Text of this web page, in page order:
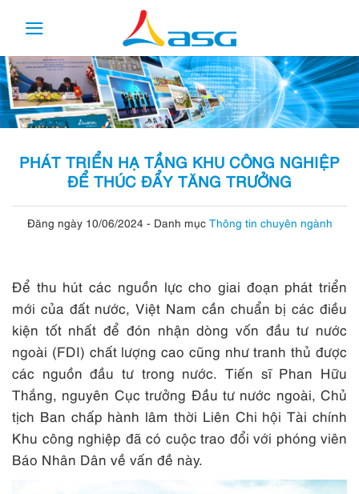
content
PHÁT TRIỂN HẠ TẦNG KHU CÔNG NGHIỆP
ĐỂ THÚC ĐẨY TĂNG TRƯỞNG
Đăng ngày 10/06/2024 - Danh mục Thông tin chuyên ngành
Để thu hút các nguồn lực cho giai đoạn phát triển
mới của đất nước, Việt Nam cần chuẩn bị các điều
kiện tốt nhất để đón nhận dòng vốn đầu tư nước
ngoài (FDI) chất lượng cao cũng như tranh thủ được
các nguồn đầu tư trong nước. Tiến sĩ Phan Hữu
Thắng, nguyên Cục trưởng Đầu tư nước ngoài, Chủ
tịch Ban chấp hành lâm thời Liên Chi hội Tài chính
Khu công nghiệp đã có cuộc trao đổi với phóng viên
Báo Nhân Dân về vấn đề này.